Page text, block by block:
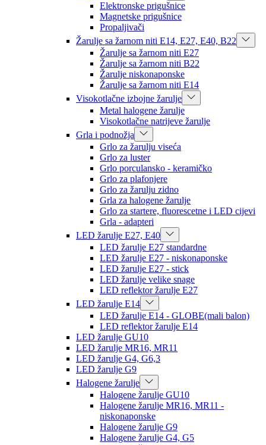
Elektronske prigušnice
Magnetske prigušnice
Propaljivači
Žarulje sa žarnom niti E14, E27, E40, B22
Žarulje sa žarnom niti E27
Žarulje sa žarnom niti B22
Žarulje niskonaponske
Žarulje sa žarnom niti E14
Visokotlačne izbojne žarulje
Metal halogene žarulje
Visokotlačne natrijeve žarulje
Grla i podnožja
Grlo za žarulju viseća
Grlo za luster
Grlo porculansko - keramičko
Grlo za plafonjere
Grlo za žarulju zidno
Grla za halogene žarulje
Grlo za startere, fluorescetne i LED cijevi
Grla - adapteri
LED žarulje E27, E40
LED žarulje E27 standardne
LED žarulje E27 - niskonaponske
LED žarulje E27 - stick
LED žarulje velike snage
LED reflektor žarulje E27
LED žarulje E14
LED žarulje E14 - GLOBE(mali balon)
LED reflektor žarulje E14
LED žarulje GU10
LED žarulje MR16, MR11
LED žarulje G4, G6,3
LED žarulje G9
Halogene žarulje
Halogene žarulje GU10
Halogene žarulje MR16, MR11 -
niskonaponske
Halogene žarulje G9
Halogene žarulje G4, G5